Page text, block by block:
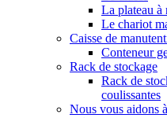
La plateau à
Le chariot
Caisse de
Conteneur
Rack de stockage
Rack de
coulissantes
Nous vous aidons